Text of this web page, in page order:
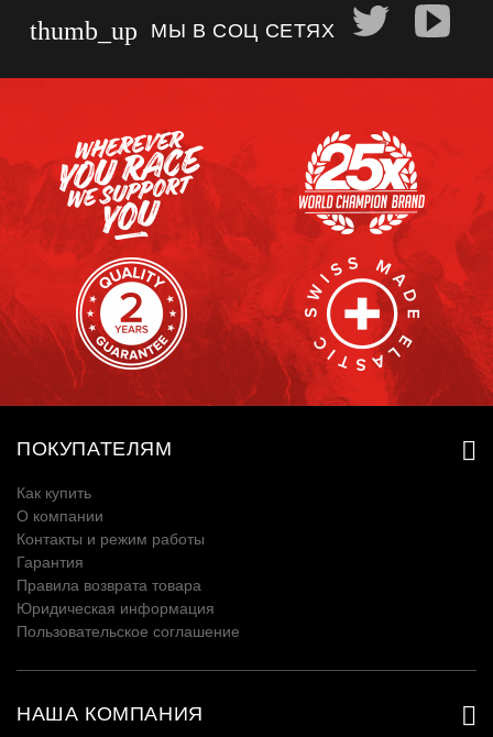
thumb_up МЫ В СОЦ СЕТЯХ
ПОКУПАТЕЛЯМ 
Как купить
О компании
Контакты и режим работы
Гарантия
Правила возврата товара
Юридическая информация
Пользовательское соглашение
НАША КОМПАНИЯ 